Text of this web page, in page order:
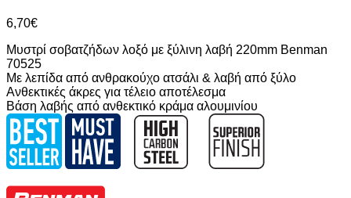
6,70€
Μυστρί σοβατζήδων λοξό με ξύλινη λαβή 220mm Benman
70525
Με λεπίδα από ανθρακούχο ατσάλι & λαβή από ξύλο
Ανθεκτικές άκρες για τέλειο αποτέλεσμα
Βάση λαβής από ανθεκτικό κράμα αλουμινίου